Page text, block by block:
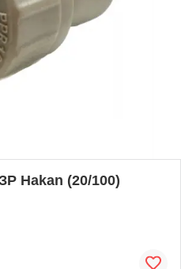
Hakan (20/100)